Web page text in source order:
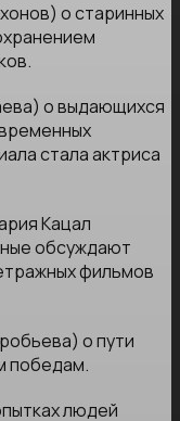
о старинных
о выдающихся
стала актриса
Кацал
обсуждают
фильмов
о пути
победам.
людей